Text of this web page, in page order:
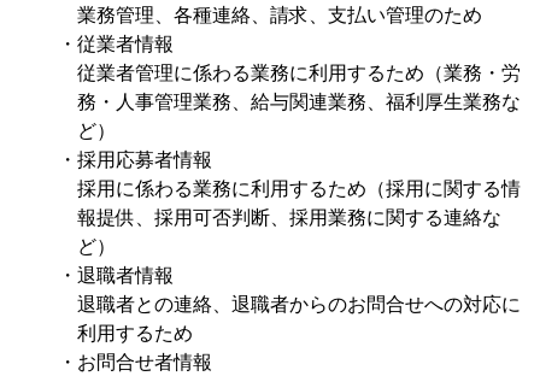
業務管理、各種連絡、請求、支払い管理のため
・従業者情報
従業者管理に係わる業務に利用するため（業務・労
務・人事管理業務、給与関連業務、福利厚生業務な
ど）
・採用応募者情報
採用に係わる業務に利用するため（採用に関する情
報提供、採用可否判断、採用業務に関する連絡な
ど）
・退職者情報
退職者との連絡、退職者からのお問合せへの対応に
利用するため
・お問合せ者情報